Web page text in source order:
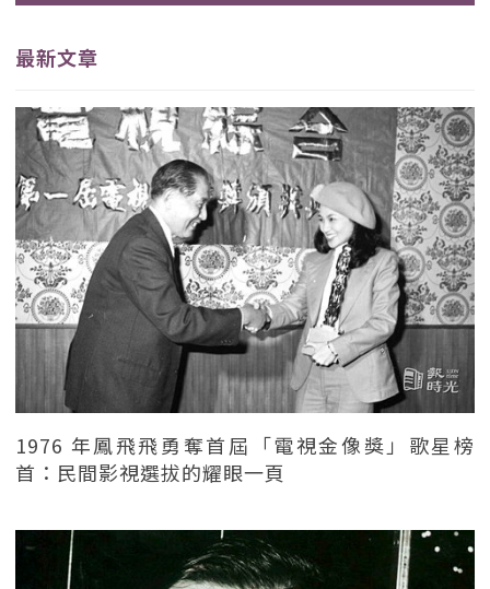
最新文章
1976 年鳳飛飛勇奪首屆「電視金像獎」歌星榜
首：民間影視選拔的耀眼一頁